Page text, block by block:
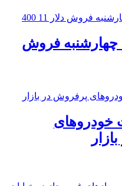
چهارشنبه فروش
خودرو‌های